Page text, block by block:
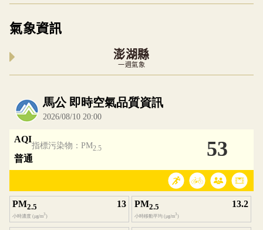
氣象資訊
澎湖縣
一週氣象
內嵌空氣品質小工具為視覺預覽，完整即時空